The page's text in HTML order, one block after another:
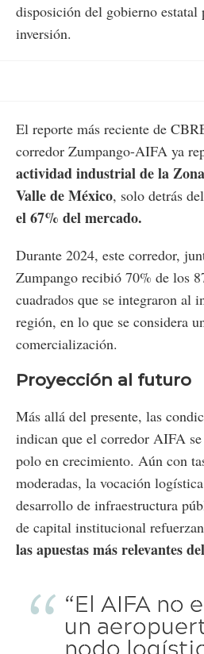
disposición del gobierno
inversión.
El reporte más reciente de
corredor Zumpango-AIFA ya
actividad industrial de la
Valle de México, solo detrás del
el 67% del mercado.
Durante 2024, este corredor,
Zumpango recibió 70% de los
cuadrados que se integraron al
región, en lo que se considera
comercialización.
Proyección al futuro
Más allá del presente, las
indican que el corredor AIFA
polo en crecimiento. Aún con
moderadas, la vocación
desarrollo de infraestructura
de capital institucional
las apuestas más relevantes
“El AIFA no
un